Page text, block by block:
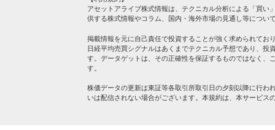
アセットアライブ株式情報は、テクニカル分析による「買
供する株式情報やコラム、国内・海外市場の見通し等につい
掲載情報を元に自己責任で投資することが強く求められてお
日経平均売買シグナルはあくまでテクニカル予想であり、投
す。データゲットは、その正確性を保証するものではなく、
す。
株価データの更新は東証等各取引所取引日の夕刻以降に行わ
いは配信されない場合がございます。本規約は、本サービス